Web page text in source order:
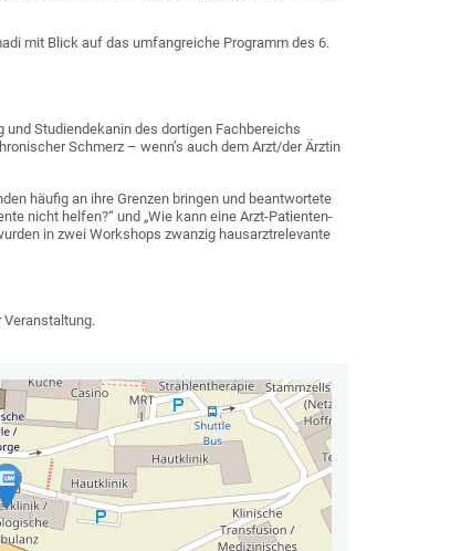
mit Blick auf das umfangreiche Programm des 6.
Studiendekanin des dortigen Fachbereichs
Schmerz – wenn’s auch dem Arzt/der Ärztin
häufig an ihre Grenzen bringen und beantwortete
nicht helfen?“ und „Wie kann eine Arzt-Patienten-
in zwei Workshops zwanzig hausarztrelevante
Veranstaltung.